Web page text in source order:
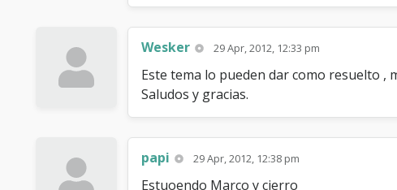
Wesker 29 Apr, 2012, 12:33 pm
Este tema lo pueden dar como resuelto ,
Saludos y gracias.
papi 29 Apr, 2012, 12:38 pm
Estuoendo Marco y cierro